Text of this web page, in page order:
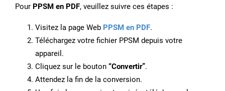
Pour PPSM en PDF, veuillez suivre ces étapes :
Visitez la page Web PPSM en PDF.
Téléchargez votre fichier PPSM depuis votre
appareil.
Cliquez sur le bouton “Convertir”.
Attendez la fin de la conversion.